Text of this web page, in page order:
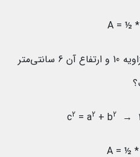
A = ½
وتر یک مثلث قائم الزاویه 10 و ارتفاع آن 6 سانتی‌متر
c2 = a2 + b2 →
A = ½